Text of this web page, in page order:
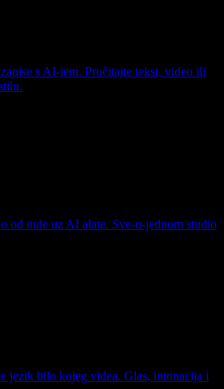
s AI-jem. Pročitajte tekst, video ili
od nule uz AI alate. Sve-u-jednom studio
jezik bilo kojeg videa. Glas, intonacija i